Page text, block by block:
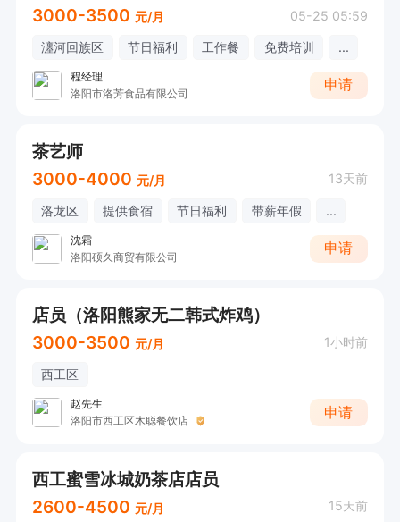
3000-3500 元/月 05-25 05:59
瀍河回族区 节日福利 工作餐 免费培训 ...
程经理
洛阳市洛芳食品有限公司
申请
茶艺师
3000-4000 元/月 13天前
洛龙区 提供食宿 节日福利 带薪年假 ...
沈霜
洛阳硕久商贸有限公司
申请
店员（洛阳熊家无二韩式炸鸡）
3000-3500 元/月 1小时前
西工区
赵先生
洛阳市西工区木聪餐饮店
申请
西工蜜雪冰城奶茶店店员
2600-4500 元/月 15天前